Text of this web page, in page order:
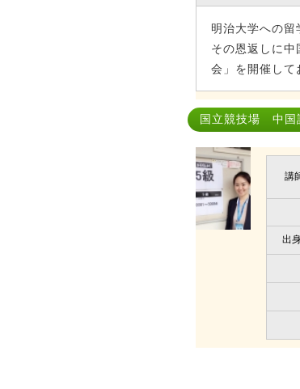
明治大学への留
その恩返しに
会」を開催して
国立競技場 中国
講
出